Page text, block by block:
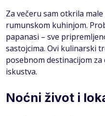
Za večeru sam otkrila
rumunskom kuhinjom.
papanasi – sve
sastojcima. Ovi kulinarski
posebnom destinacijom
iskustva.
Noćni život i